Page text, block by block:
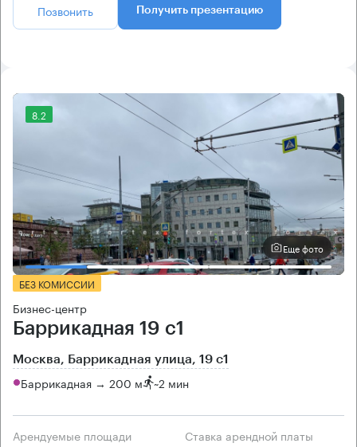
Позвонить Получить презентацию
8.2
Еще фото
БЕЗ КОМИССИИ
Бизнес-центр
Баррикадная 19 с1
Москва, Баррикадная улица, 19 с1
Баррикадная → 200 м ~2 мин
Арендуемые площади Ставка арендной платы